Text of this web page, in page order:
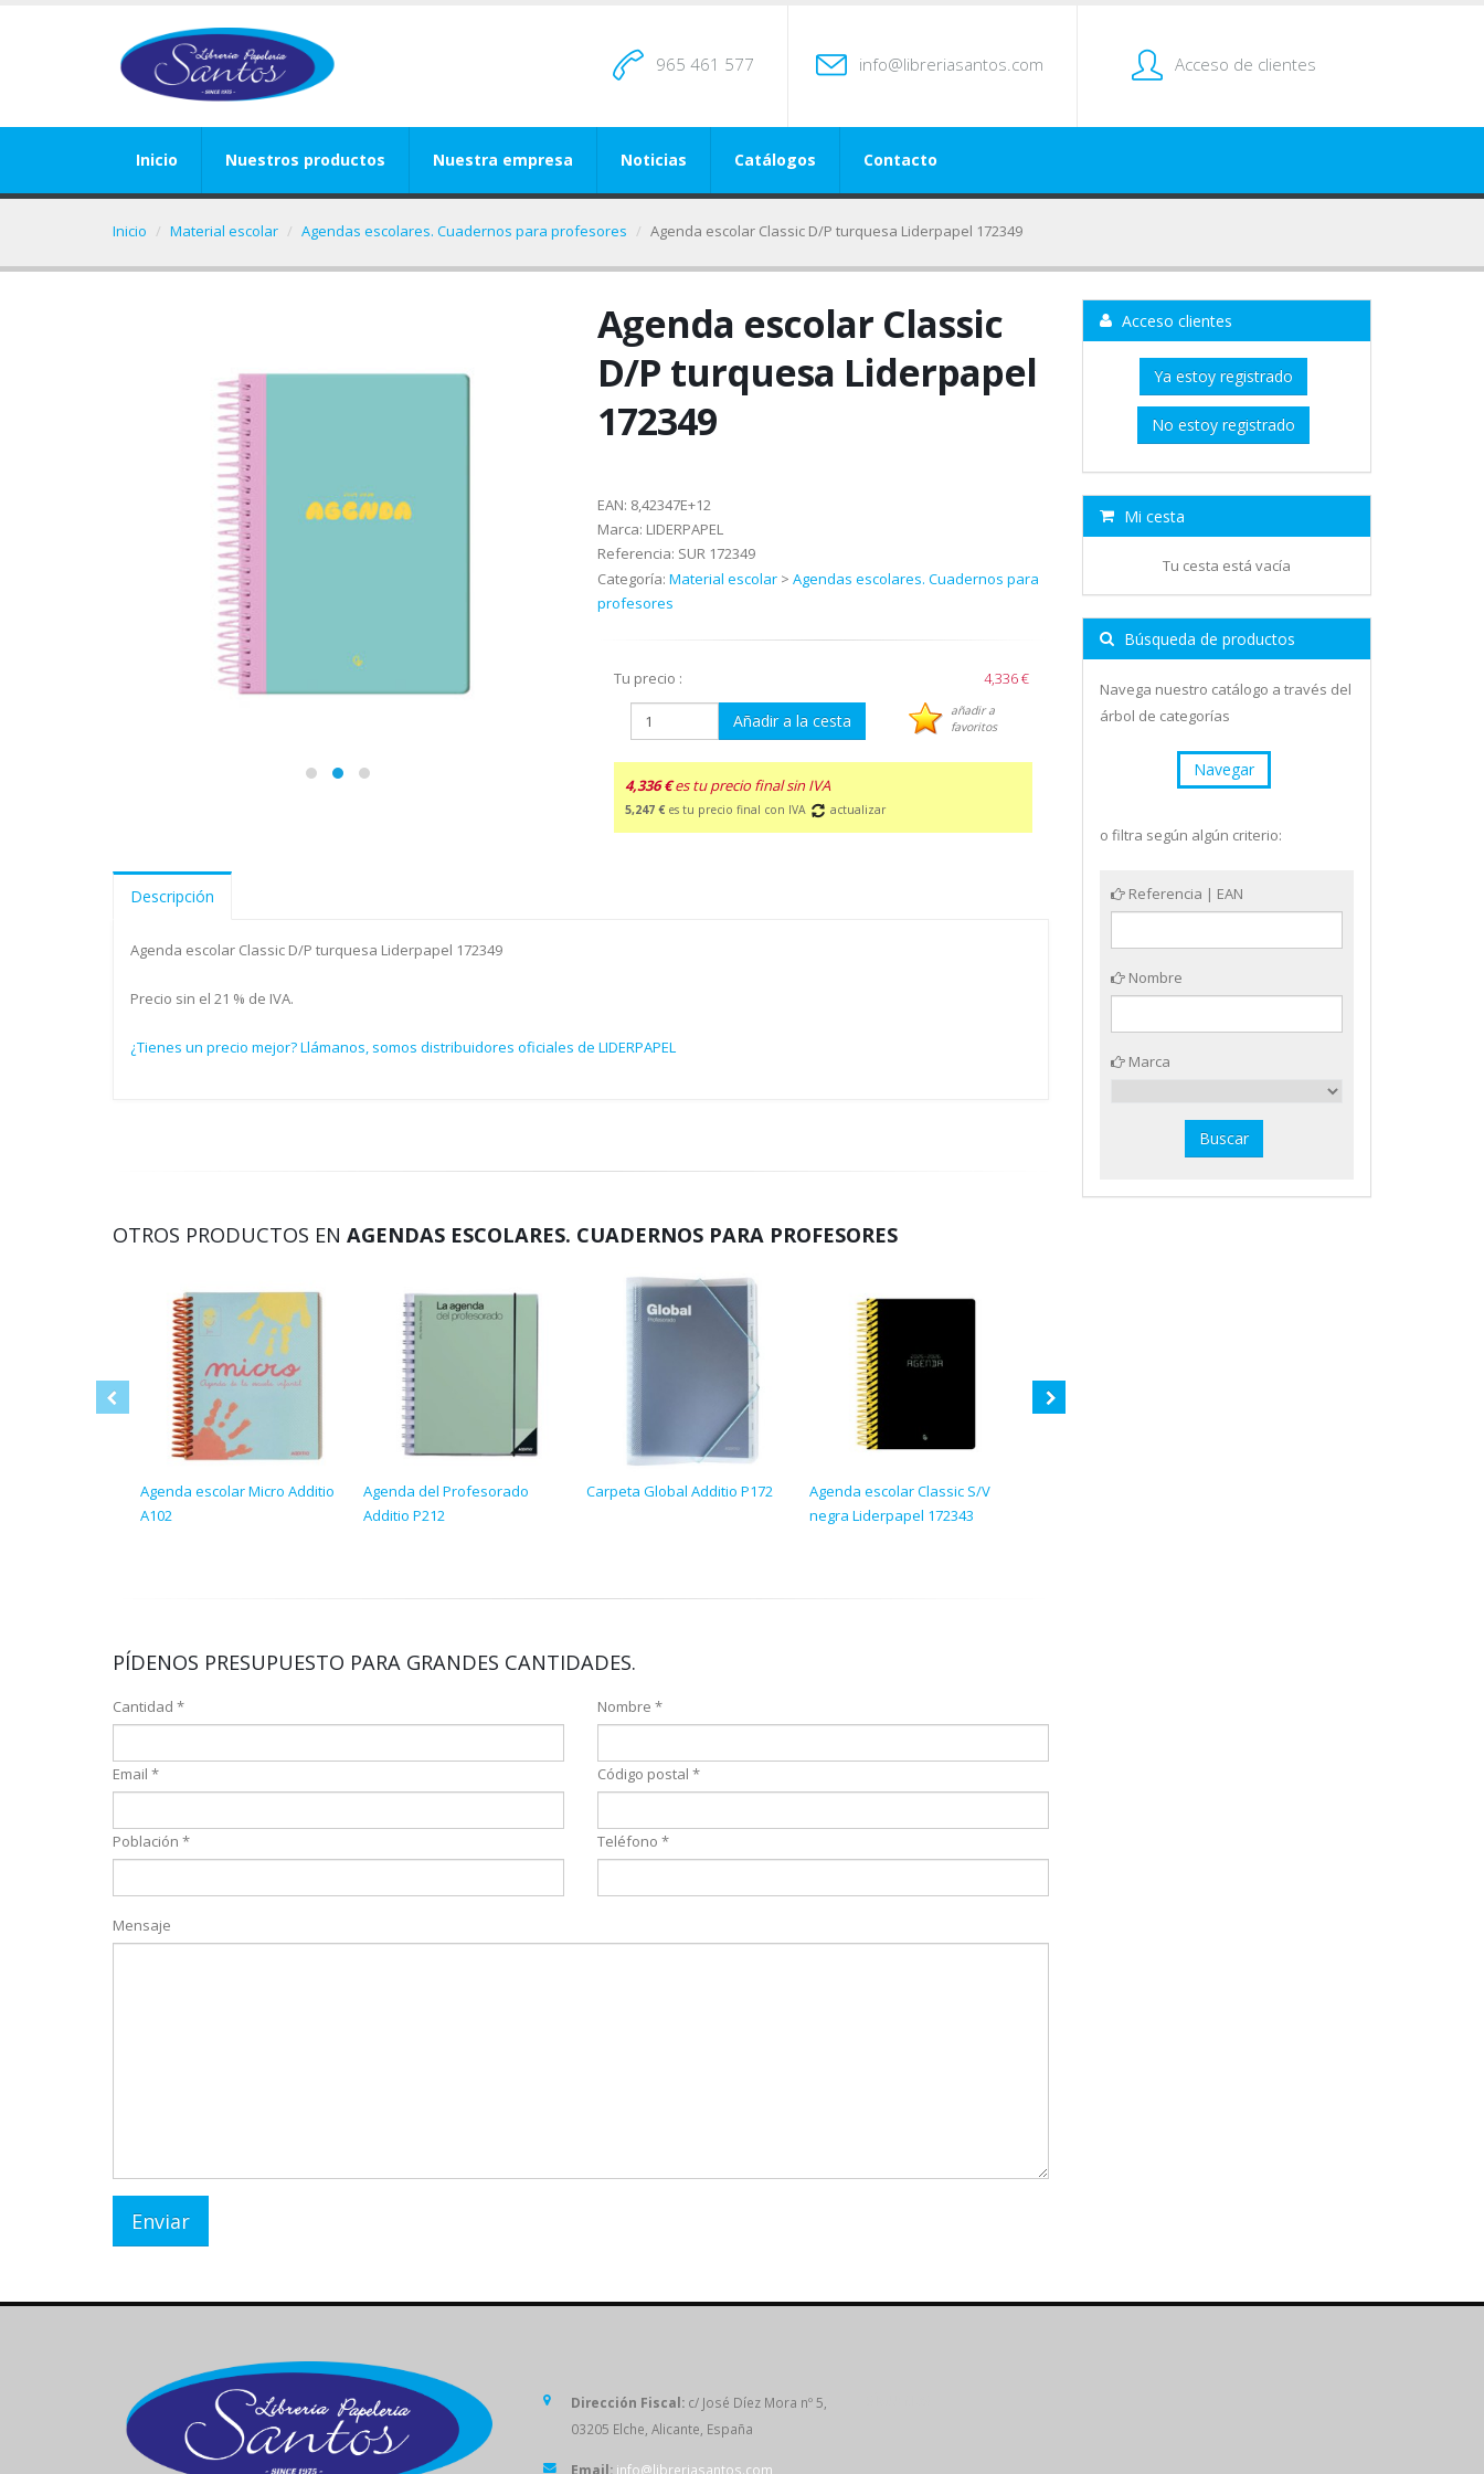
965 461 577 info@libreriasantos.com Acceso de clientes
Inicio Nuestros productos Nuestra empresa Noticias Catálogos Contacto
Inicio Material escolar Agendas escolares. Cuadernos para profesores Agenda escolar Classic D/P turquesa Liderpapel 172349
Agenda escolar Classic
D/P turquesa Liderpapel
172349
EAN: 8,42347E+12
Marca: LIDERPAPEL
Referencia: SUR 172349
Categoría: Material escolar> Agendas escolares. Cuadernos para
profesores
Tu precio : 4,336 €
Añadir a la cesta
añadir a
favoritos
4,336 €es tu precio final sin IVA
5,247 € es tu precio final con IVA actualizar
Descripción
Agenda escolar Classic D/P turquesa Liderpapel 172349
Precio sin el 21 % de IVA.
¿Tienes un precio mejor? Llámanos, somos distribuidores oficiales de LIDERPAPEL
OTROS PRODUCTOS EN AGENDAS ESCOLARES. CUADERNOS PARA PROFESORES
Agenda escolar Micro Additio
A102
Agenda del Profesorado
Additio P212
Carpeta Global Additio P172
Agenda escolar Classic S/V
negra Liderpapel 172343
PÍDENOS PRESUPUESTO PARA GRANDES CANTIDADES.
Cantidad * Nombre *
Email * Código postal *
Población * Teléfono *
Mensaje
Acceso clientes
Ya estoy registrado
No estoy registrado
Mi cesta
Tu cesta está vacía
Búsqueda de productos
Navega nuestro catálogo a través del
árbol de categorías
Navegar
o filtra según algún criterio:
Referencia | EAN
Nombre
Marca
Dirección Fiscal: c/ José Díez Mora nº 5,
03205 Elche, Alicante, España
Email: info@libreriasantos.com